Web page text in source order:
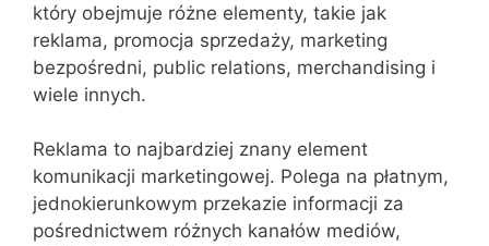
który obejmuje różne elementy, takie jak
reklama, promocja sprzedaży, marketing
bezpośredni, public relations, merchandising i
wiele innych.
Reklama to najbardziej znany element
komunikacji marketingowej. Polega na płatnym,
jednokierunkowym przekazie informacji za
pośrednictwem różnych kanałów mediów,